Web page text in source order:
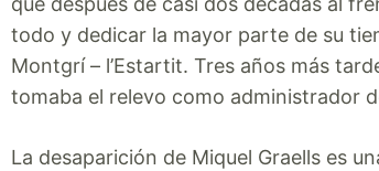
todo y dedicar la mayor parte de su
Montgrí – l’Estartit. Tres años más
tomaba el relevo como administrador
La desaparición de Miquel Graells es